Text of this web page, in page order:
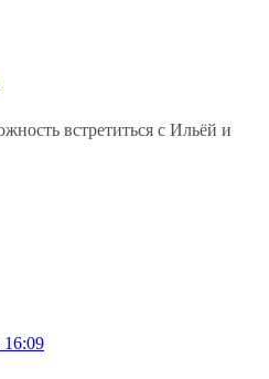
встретиться с Ильёй и
16:09